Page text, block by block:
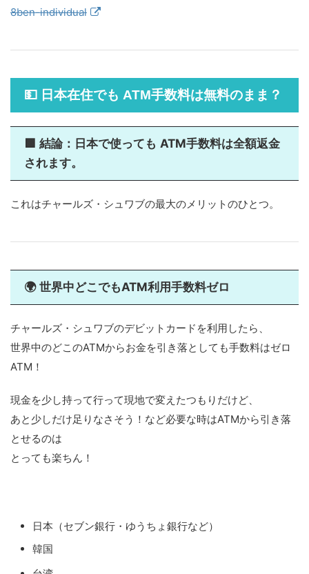
8ben-individual
💵 日本在住でも ATM手数料は無料のまま？
🟩 結論：日本で使っても ATM手数料は全額返金
されます。
これはチャールズ・シュワブの最大のメリットのひとつ。
🌍 世界中どこでもATM利用手数料ゼロ
チャールズ・シュワブのデビットカードを利用したら、
世界中のどこのATMからお金を引き落としても手数料はゼロ
ATM！
現金を少し持って行って現地で変えたつもりだけど、
あと少しだけ足りなさそう！など必要な時はATMから引き落
とせるのは
とっても楽ちん！
日本（セブン銀行・ゆうちょ銀行など）
韓国